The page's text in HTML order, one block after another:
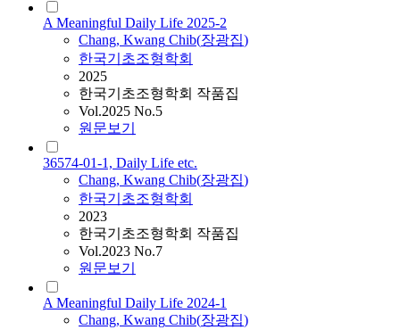
A Meaningful Daily Life 2025-2
Chang, Kwang Chib(장광집)
한국기초조형학회
2025
한국기초조형학회 작품집
Vol.2025 No.5
원문보기
36574-01-1, Daily Life etc.
Chang, Kwang Chib(장광집)
한국기초조형학회
2023
한국기초조형학회 작품집
Vol.2023 No.7
원문보기
A Meaningful Daily Life 2024-1
Chang, Kwang Chib(장광집)